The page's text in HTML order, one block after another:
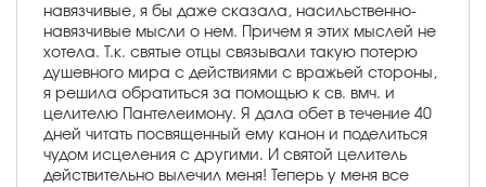
навязчивые, я бы даже сказала, насильственно-
навязчивые мысли о нем. Причем я этих мыслей не
хотела. Т.к. святые отцы связывали такую потерю
душевного мира с действиями с вражьей стороны,
я решила обратиться за помощью к св. вмч. и
целителю Пантелеимону. Я дала обет в течение 40
дней читать посвященный ему канон и поделиться
чудом исцеления с другими. И святой целитель
действительно вылечил меня! Теперь у меня все